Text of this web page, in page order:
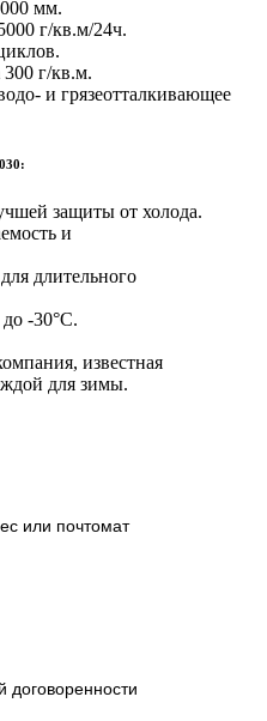
мм.
г/кв.м/24ч.
г/кв.м.
и грязеотталкивающее
защиты от холода.
и
длительного
-30°C.
известная
для зимы.
или почтомат
договоренности